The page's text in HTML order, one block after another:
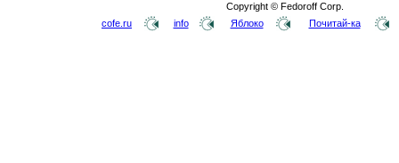
Copyright © Fedoroff Corp.
cofe.ru info Яблоко Почитай-ка